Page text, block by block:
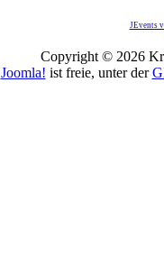
JEvents
Copyright © 2026
Joomla! ist freie, unter der